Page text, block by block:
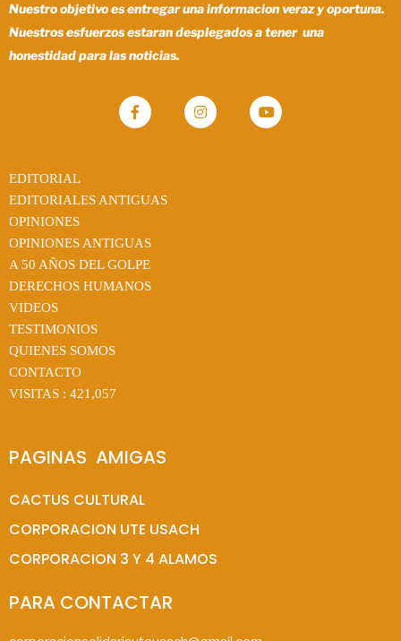
Nuestro objetivo es entregar una informacion veraz y oportuna.
Nuestros esfuerzos estaran desplegados a tener una
honestidad para las noticias.
EDITORIAL
EDITORIALES ANTIGUAS
OPINIONES
OPINIONES ANTIGUAS
A 50 AÑOS DEL GOLPE
DERECHOS HUMANOS
VIDEOS
TESTIMONIOS
QUIENES SOMOS
CONTACTO
VISITAS : 421,057
PAGINAS  AMIGAS
CACTUS CULTURAL
CORPORACION UTE USACH
CORPORACION 3 Y 4 ALAMOS
PARA CONTACTAR